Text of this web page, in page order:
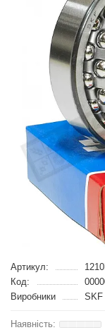
Артикул:
Код:
Виробники
SKF